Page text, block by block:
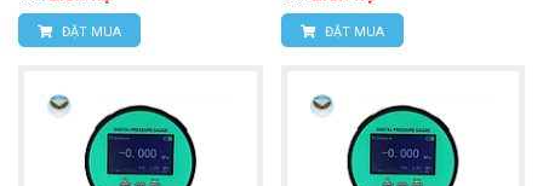
ĐẶT MUA ĐẶT MUA